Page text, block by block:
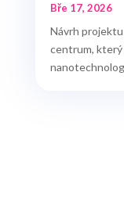
Bře 17, 2026
Návrh
centrum, který